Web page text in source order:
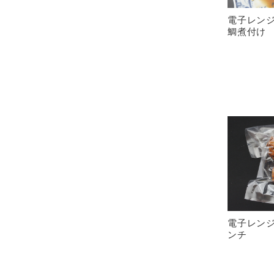
電子レン
鯛煮付け
電子レン
ンチ